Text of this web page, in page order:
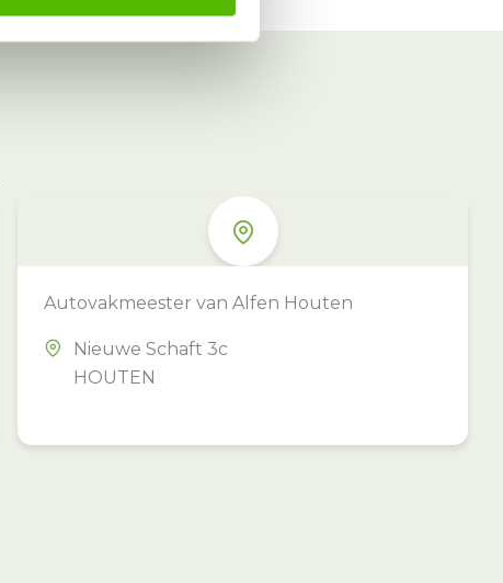
Autovakmeester van Alfen Houten
Nieuwe Schaft 3c
HOUTEN